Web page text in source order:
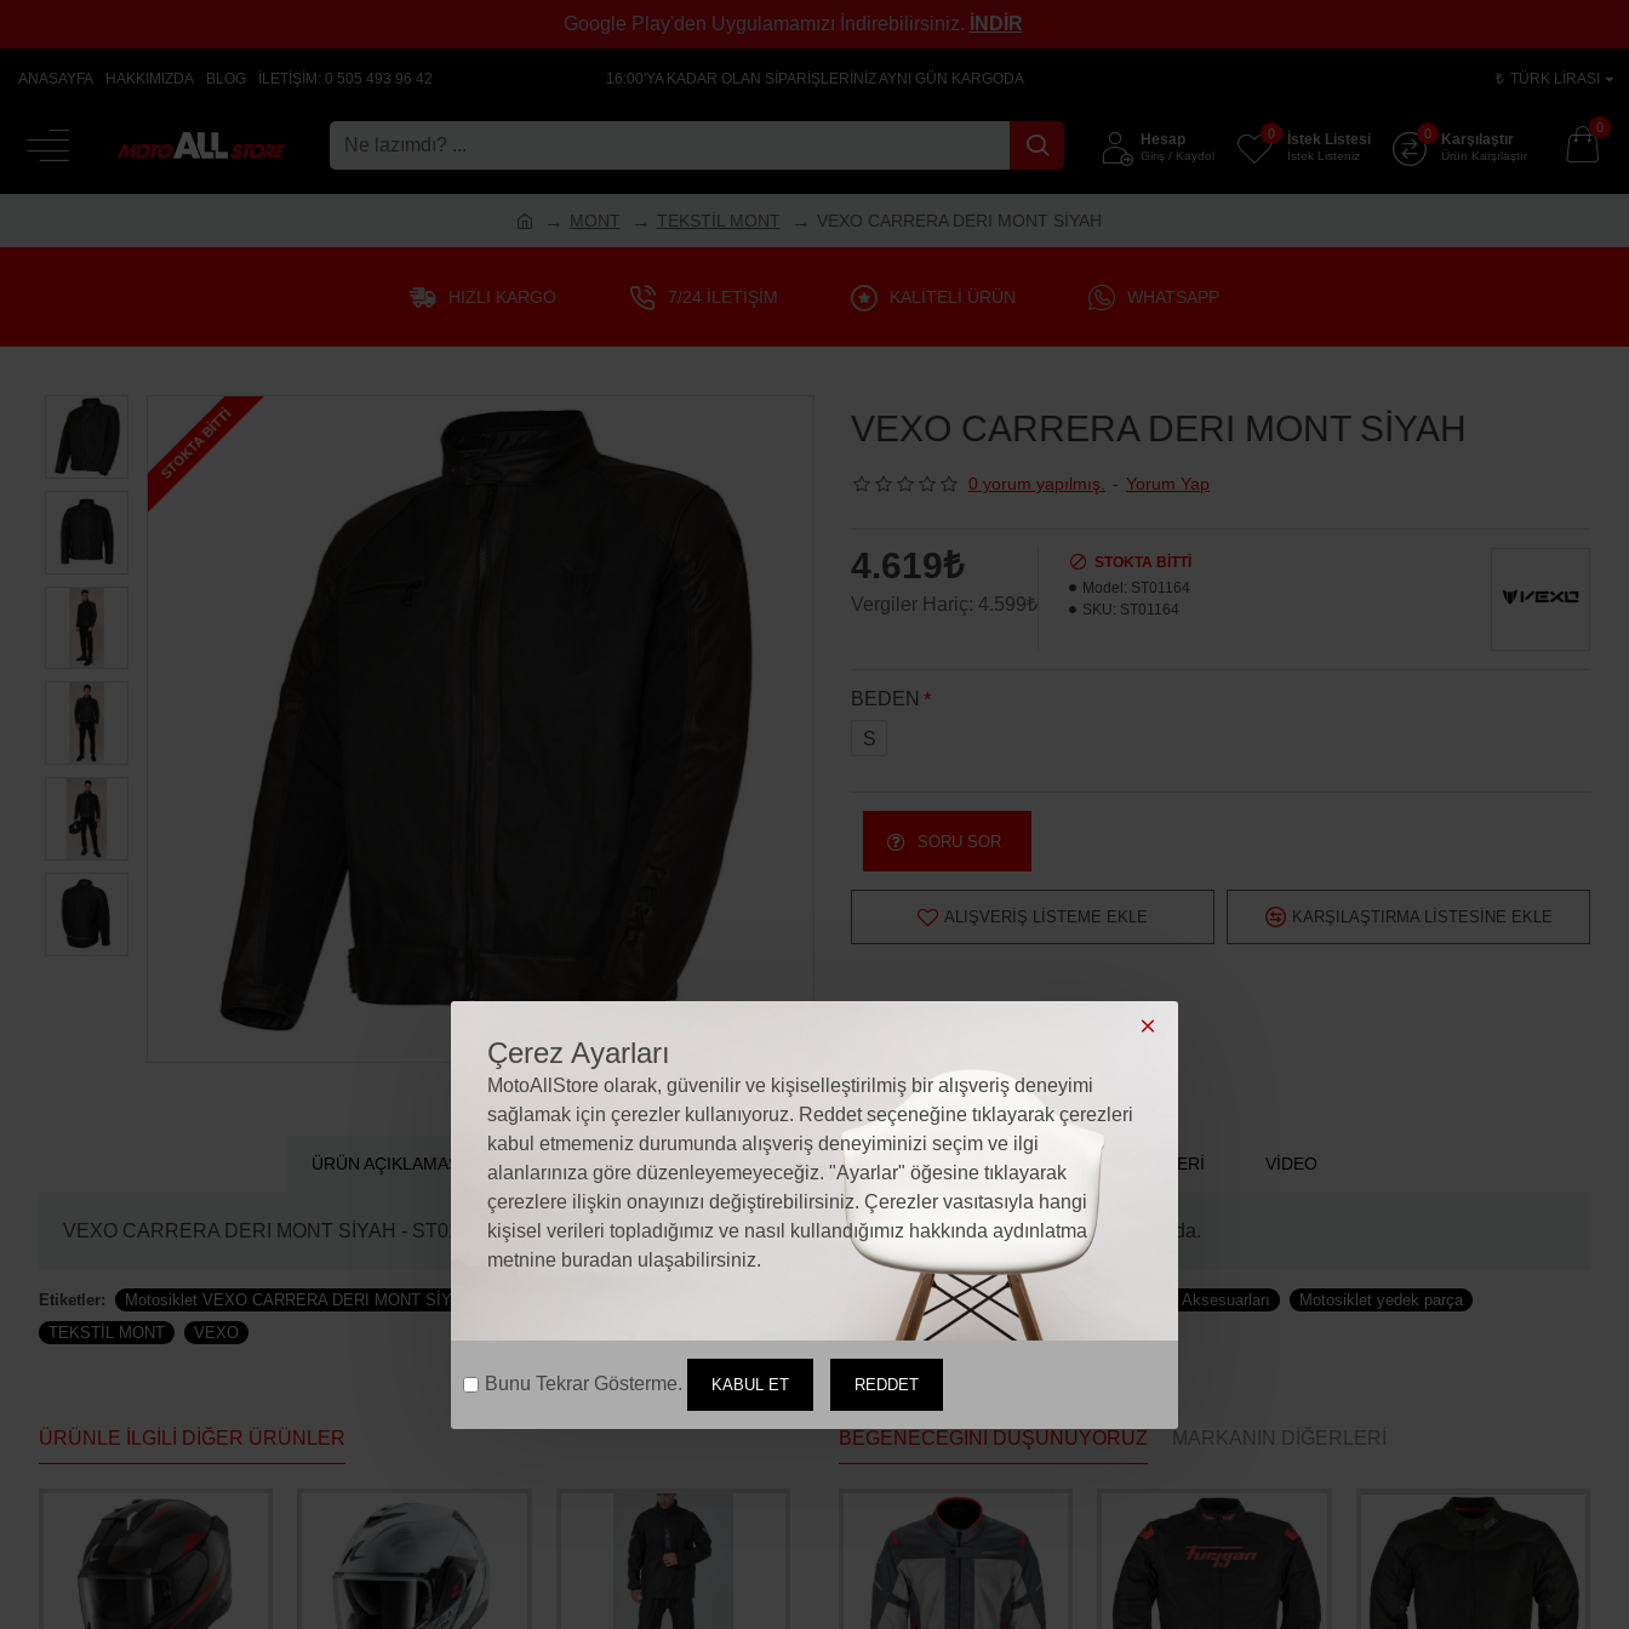
Çerez Ayarları
MotoAllStore olarak, güvenilir ve kişiselleştirilmiş bir alışveriş deneyimi
sağlamak için çerezler kullanıyoruz. Reddet seçeneğine tıklayarak çerezleri
kabul etmemeniz durumunda alışveriş deneyiminizi seçim ve ilgi
alanlarınıza göre düzenleyemeyeceğiz. "Ayarlar" öğesine tıklayarak
çerezlere ilişkin onayınızı değiştirebilirsiniz. Çerezler vasıtasıyla hangi
kişisel verileri topladığımız ve nasıl kullandığımız hakkında aydınlatma
metnine buradan ulaşabilirsiniz.
KABUL ET REDDET
Bunu Tekrar Gösterme.
Google Play'den Uygulamamızı İndirebilirsiniz. İNDİR
ANASAYFA HAKKIMIZDA BLOG İLETIŞIM: 0 505 493 96 42 16:00'YA KADAR OLAN SIPARIŞLERINIZ AYNI GÜN KARGODA ₺ TÜRK LIRASI
Hesap
Giriş / Kaydol
İstek Listesi
İstek Listeniz
0 Karşılaştır
Ürün Karşılaştır
0 0
MONT TEKSTİL MONT VEXO CARRERA DERI MONT SİYAH
HIZLI KARGO 7/24 İLETIŞIM KALITELI ÜRÜN WHATSAPP
STOKTA BITTI VEXO CARRERA DERI MONT SİYAH
0 yorum yapılmış. - Yorum Yap
4.619₺
Vergiler Hariç: 4.599₺
STOKTA BITTI
Model: ST01164
SKU: ST01164
BEDEN
S
SORU SOR
ALIŞVERIŞ LISTEME EKLE KARŞILAŞTIRMA LISTESINE EKLE
ÜRÜN AÇIKLAMASI YORUMLAR MOTOALLSTORE HAKKINDA MAĞAZA İLETIŞIM BILGILERI VIDEO
VEXO CARRERA DERI MONT SİYAH - ST01164 - TEKSTİL MONT - En Uygun Fiyat ve Hızlı Ayını Gün Kargoyla Hemen Kapınızda.
Etiketler: Motosiklet VEXO CARRERA DERI MONT SİYAH Motosiklet Modelleri motosiklet Aksesuarları
Motosiklet yedek parça
TEKSTİL MONT
VEXO
ÜRÜNLE İLGILI DIĞER ÜRÜNLER BEĞENECEĞINI DÜŞÜNÜYORUZ MARKANIN DIĞERLERI